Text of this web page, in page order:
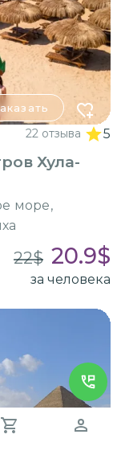
22 отзыва 5
Хула-
море,
22$ 20.9$
за человека